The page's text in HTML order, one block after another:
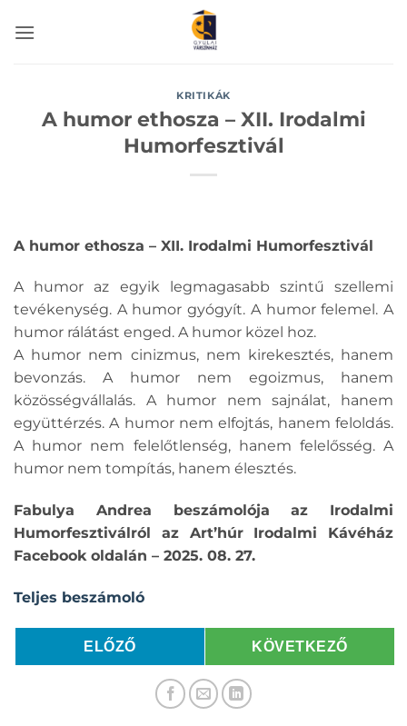
KRITIKÁK
A humor ethosza – XII. Irodalmi
Humorfesztivál
A humor ethosza – XII. Irodalmi Humorfesztivál
A humor az egyik legmagasabb szintű szellemi
tevékenység. A humor gyógyít. A humor felemel. A
humor rálátást enged. A humor közel hoz.
A humor nem cinizmus, nem kirekesztés, hanem
bevonzás. A humor nem egoizmus, hanem
közösségvállalás. A humor nem sajnálat, hanem
együttérzés. A humor nem elfojtás, hanem feloldás.
A humor nem felelőtlenség, hanem felelősség. A
humor nem tompítás, hanem élesztés.
Fabulya Andrea beszámolója az Irodalmi
Humorfesztiválról az Art’húr Irodalmi Kávéház
Facebook oldalán – 2025. 08. 27.
Teljes beszámoló
ELŐZŐ KÖVETKEZŐ